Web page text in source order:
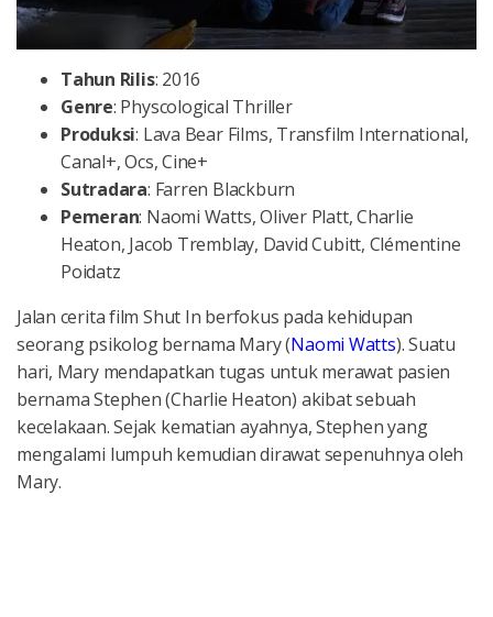
Tahun Rilis: 2016
Genre: Physcological Thriller
Produksi: Lava Bear Films, Transfilm International,
Canal+, Ocs, Cine+
Sutradara: Farren Blackburn
Pemeran: Naomi Watts, Oliver Platt, Charlie
Heaton, Jacob Tremblay, David Cubitt, Clémentine
Poidatz
Jalan cerita film Shut In berfokus pada kehidupan
seorang psikolog bernama Mary (Naomi Watts). Suatu
hari, Mary mendapatkan tugas untuk merawat pasien
bernama Stephen (Charlie Heaton) akibat sebuah
kecelakaan. Sejak kematian ayahnya, Stephen yang
mengalami lumpuh kemudian dirawat sepenuhnya oleh
Mary.